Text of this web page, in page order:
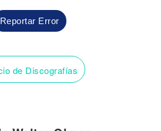
Reportar Error
de Discografías